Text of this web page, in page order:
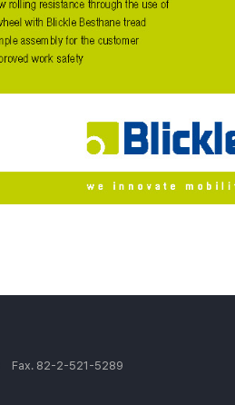
Fax. 82-2-521-5289